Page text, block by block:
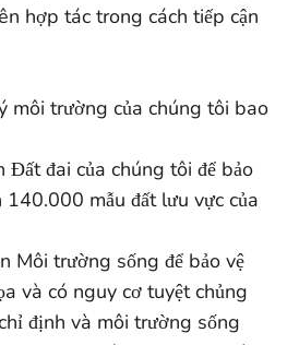
hợp tác trong cách tiếp cận
môi trường của chúng tôi bao
Đất đai của chúng tôi để bảo
140.000 mẫu đất lưu vực của
Môi trường sống để bảo vệ
và có nguy cơ tuyệt chủng
định và môi trường sống